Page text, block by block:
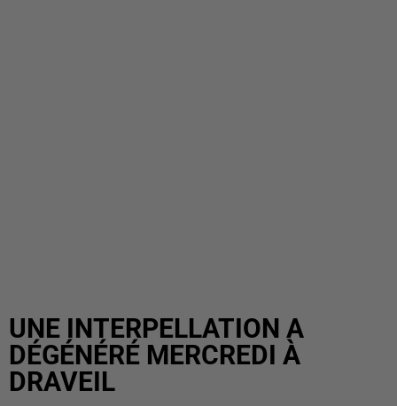
UNE INTERPELLATION A
DÉGÉNÉRÉ MERCREDI À
DRAVEIL